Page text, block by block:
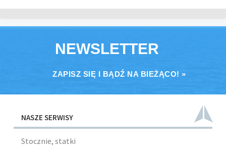
NEWSLETTER
ZAPISZ SIĘ I BĄDŹ NA BIEŻĄCO! »
NASZE SERWISY
Stocznie, statki